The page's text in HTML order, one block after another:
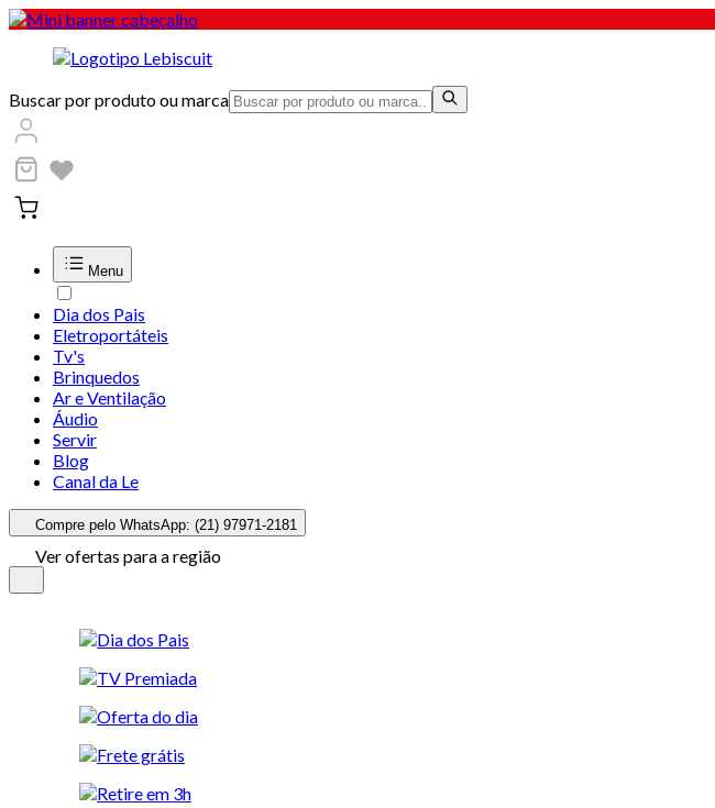
Buscar por produto ou marca
Menu
Dia dos Pais
Eletroportáteis
Tv's
Brinquedos
Ar e Ventilação
Áudio
Servir
Blog
Canal da Le
Compre pelo WhatsApp: (21) 97971-2181
Ver ofertas para a região